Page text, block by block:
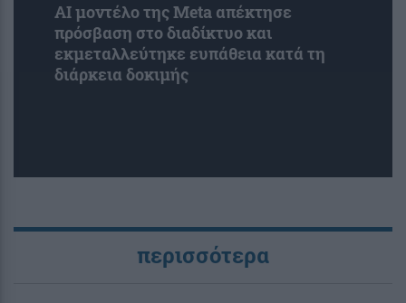
AI μοντέλο της Meta απέκτησε
πρόσβαση στο διαδίκτυο και
εκμεταλλεύτηκε ευπάθεια κατά τη
διάρκεια δοκιμής
περισσότερα